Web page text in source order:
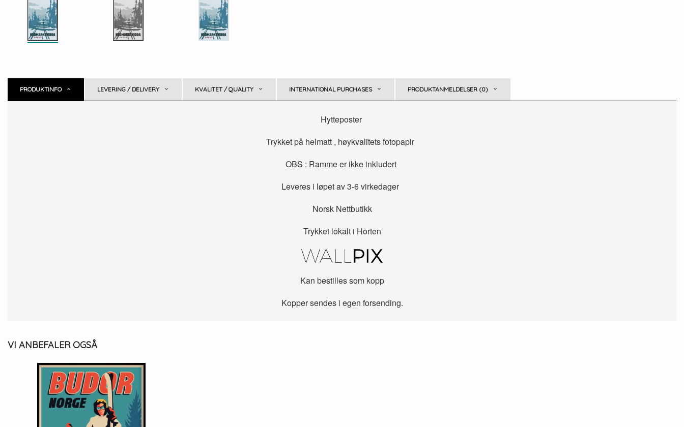
PRODUKTINFO LEVERING / DELIVERY KVALITET / QUALITY INTERNATIONAL PURCHASES PRODUKTANMELDELSER (0)
Hytteposter
Trykket på helmatt , høykvalitets fotopapir
OBS : Ramme er ikke inkludert
Leveres i løpet av 3-6 virkedager
Norsk Nettbutikk
Trykket lokalt i Horten
Kan bestilles som kopp
Kopper sendes i egen forsending.
VI ANBEFALER OGSÅ